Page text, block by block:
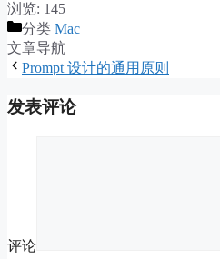
浏览: 145
分类 Mac
文章导航
Prompt 设计的通用原则
发表评论
评论